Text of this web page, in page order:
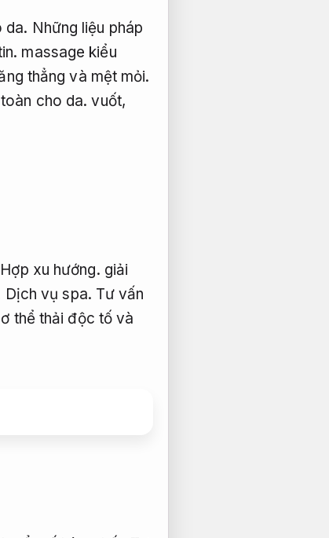
da. Những liệu pháp
massage kiểu
thẳng và mệt mỏi.
cho da. vuốt,
Hợp xu hướng. giải
Dịch vụ spa. Tư vấn
thể thải độc tố và